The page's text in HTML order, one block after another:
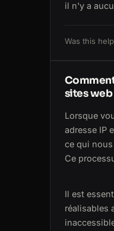
il n'y a
Was this
sites web
Lorsque
adresse IP
ce qui
Ce
Il est
réalisables